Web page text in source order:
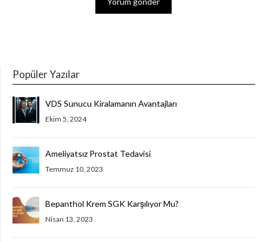
Popüler Yazılar
VDS Sunucu Kiralamanın Avantajları
Ekim 5, 2024
Ameliyatsız Prostat Tedavisi
Temmuz 10, 2023
Bepanthol Krem SGK Karşılıyor Mu?
Nisan 13, 2023